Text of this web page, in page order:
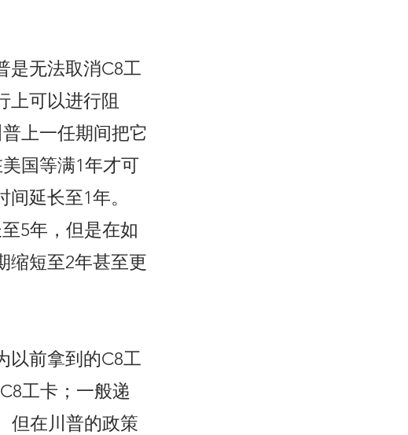
是无法取消C8工
上可以进行阻
上一任期间把它
国等满1年才可
延长至1年。
5年，但是在如
缩短至2年甚至更
以前拿到的C8工
工卡；一般递
但在川普的政策